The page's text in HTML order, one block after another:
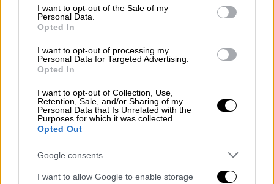
consent section.
I want to opt-out of the Sale of my
Personal Data.
Opted In
I want to opt-out of processing my
Personal Data for Targeted Advertising.
Opted In
I want to opt-out of Collection, Use,
Retention, Sale, and/or Sharing of my
Personal Data that Is Unrelated with the
Purposes for which it was collected.
Opted Out
Google consents
I want to allow Google to enable storage
Μη χρήση ζώνης – Κράνους (οδηγός)
σιδηροδρομικό ή τροχιοδρομικό (τραμ)
όχημα